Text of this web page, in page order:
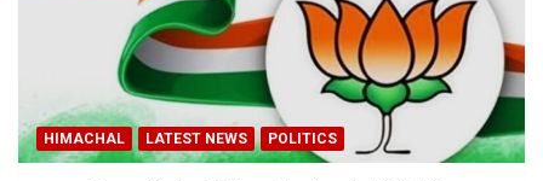
HIMACHAL LATEST NEWS POLITICS